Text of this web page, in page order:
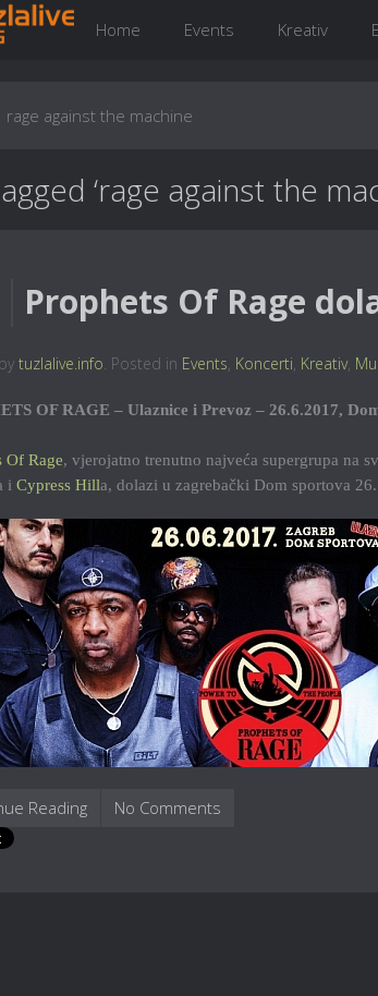
Home Events Kreativ
rage against the machine
‘rage against the
Prophets Of Rage
tuzlalive.info. Posted in Events, Koncerti, Kreativ,
OF RAGE – Ulaznice i Prevoz – 26.6.2017,
Of Rage, vjerojatno trenutno najveća supergrupa na
i Cypress Hilla, dolazi u zagrebački Dom sportova
Reading No Comments